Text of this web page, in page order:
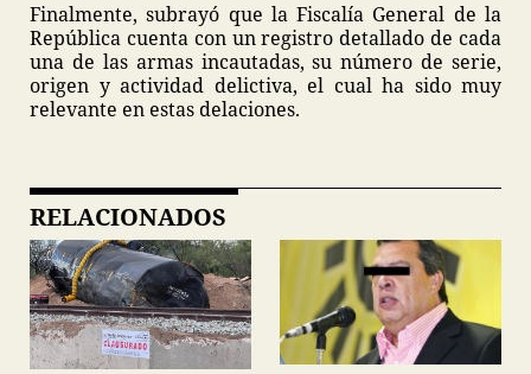
Finalmente, subrayó que la Fiscalía General de la
República cuenta con un registro detallado de cada
una de las armas incautadas, su número de serie,
origen y actividad delictiva, el cual ha sido muy
relevante en estas delaciones.
RELACIONADOS